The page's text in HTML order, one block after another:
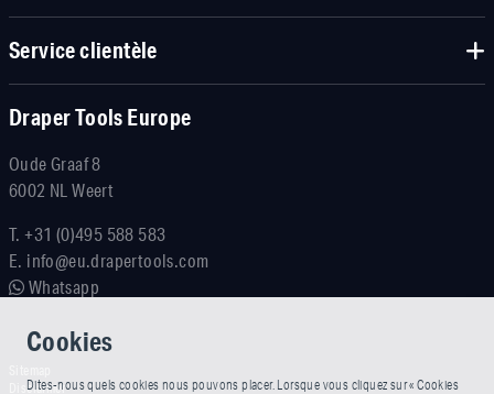
Service clientèle
Draper Tools Europe
Oude Graaf 8
6002 NL Weert
T.+31 (0)495 588 583
E. info@eu.drapertools.com
Whatsapp
Disclaimer
Cookies
Dites-nous quels cookies nous pouvons placer. Lorsque vous cliquez sur « Cookies